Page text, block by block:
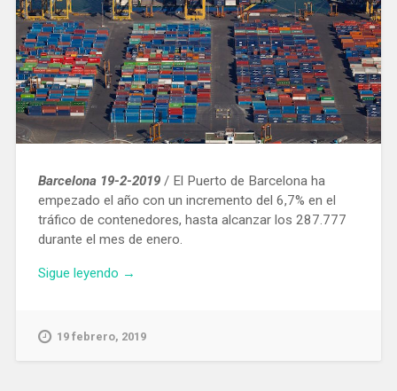
Barcelona 19-2-2019/ El Puerto de Barcelona ha
empezado el año con un incremento del 6,7% en el
tráfico de contenedores, hasta alcanzar los 287.777
durante el mes de enero.
Sigue leyendo «El
contenedores
→
19 febrero, 2019